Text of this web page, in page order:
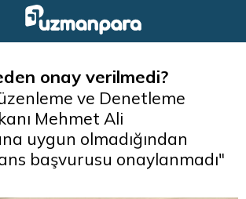
onay verilmedi?
ve Denetleme
Mehmet Ali
uygun olmadığından
başvurusu onaylanmadı"